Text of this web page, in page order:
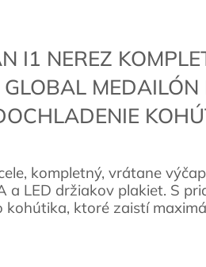
I1 NEREZ
MEDAILÓN
kompletný, vrátane
a LED držiakov plakiet. S
kohútika, ktoré zaistí